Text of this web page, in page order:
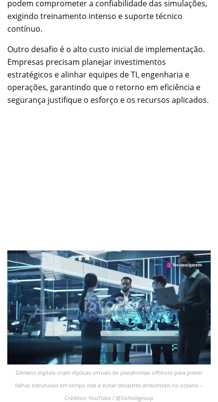
podem comprometer a confiabilidade das simulações,
exigindo treinamento intenso e suporte técnico
contínuo.
Outro desafio é o alto custo inicial de implementação.
Empresas precisam planejar investimentos
estratégicos e alinhar equipes de TI, engenharia e
operações, garantindo que o retorno em eficiência e
segurança justifique o esforço e os recursos aplicados.
Gêmeos digitais criam réplicas virtuais de plataformas offshore para prever
falhas estruturais em tempo real e evitar desastres ambientais no oceano –
Créditos: YouTube / @Sixfoldgroup